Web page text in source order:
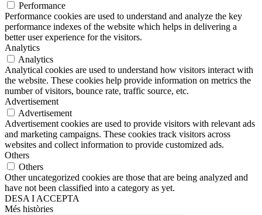
Performance
Performance cookies are used to understand and analyze the key
performance indexes of the website which helps in delivering a
better user experience for the visitors.
Analytics
Analytics
Analytical cookies are used to understand how visitors interact with
the website. These cookies help provide information on metrics the
number of visitors, bounce rate, traffic source, etc.
Advertisement
Advertisement
Advertisement cookies are used to provide visitors with relevant ads
and marketing campaigns. These cookies track visitors across
websites and collect information to provide customized ads.
Others
Others
Other uncategorized cookies are those that are being analyzed and
have not been classified into a category as yet.
DESA I ACCEPTA
Més històries